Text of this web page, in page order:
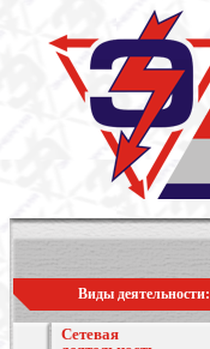
Виды деятельности:
Сетевая